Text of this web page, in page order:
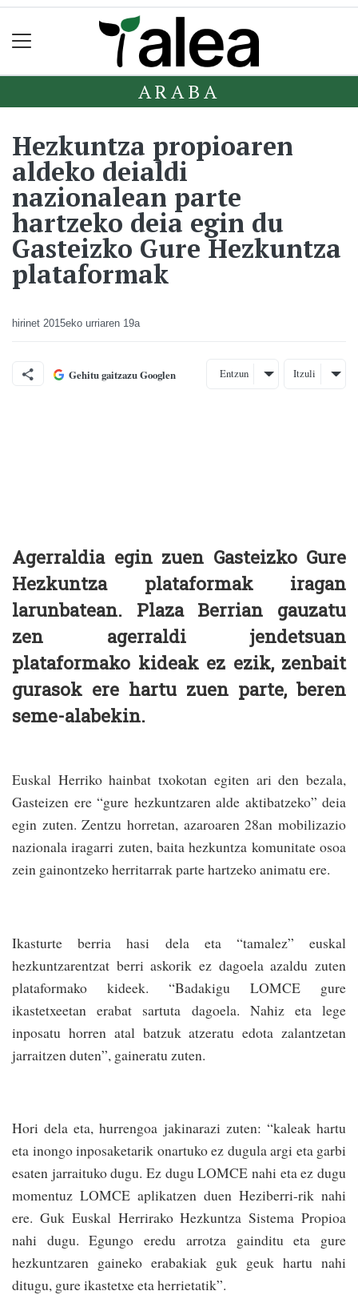
ARABA
Hezkuntza propioaren
aldeko deialdi
nazionalean parte
hartzeko deia egin du
Gasteizko Gure Hezkuntza
plataformak
hirinet 2015eko urriaren 19a
Gehitu gaitzazu Googlen Entzun Itzuli
Agerraldia egin zuen Gasteizko Gure
Hezkuntza plataformak iragan
larunbatean. Plaza Berrian gauzatu
zen agerraldi jendetsuan
plataformako kideak ez ezik, zenbait
gurasok ere hartu zuen parte, beren
seme-alabekin.
Euskal Herriko hainbat txokotan egiten ari den bezala,
Gasteizen ere “gure hezkuntzaren alde aktibatzeko” deia
egin zuten. Zentzu horretan, azaroaren 28an mobilizazio
nazionala iragarri zuten, baita hezkuntza komunitate osoa
zein gainontzeko herritarrak parte hartzeko animatu ere.
Ikasturte berria hasi dela eta “tamalez” euskal
hezkuntzarentzat berri askorik ez dagoela azaldu zuten
plataformako kideek. “Badakigu LOMCE gure
ikastetxeetan erabat sartuta dagoela. Nahiz eta lege
inposatu horren atal batzuk atzeratu edota zalantzetan
jarraitzen duten”, gaineratu zuten.
Hori dela eta, hurrengoa jakinarazi zuten: “kaleak hartu
eta inongo inposaketarik onartuko ez dugula argi eta garbi
esaten jarraituko dugu. Ez dugu LOMCE nahi eta ez dugu
momentuz LOMCE aplikatzen duen Heziberri-rik nahi
ere. Guk Euskal Herrirako Hezkuntza Sistema Propioa
nahi dugu. Egungo eredu arrotza gainditu eta gure
hezkuntzaren gaineko erabakiak guk geuk hartu nahi
ditugu, gure ikastetxe eta herrietatik”.